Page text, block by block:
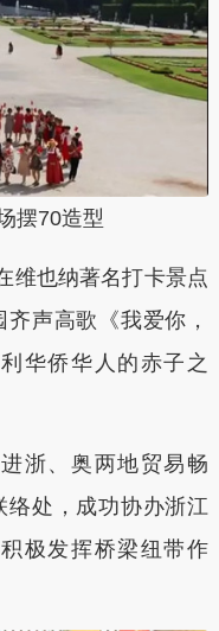
70造型
也纳著名打卡景点
声高歌《我爱你，
华侨华人的赤子之
浙、奥两地贸易畅
络处，成功协办浙江
极发挥桥梁纽带作